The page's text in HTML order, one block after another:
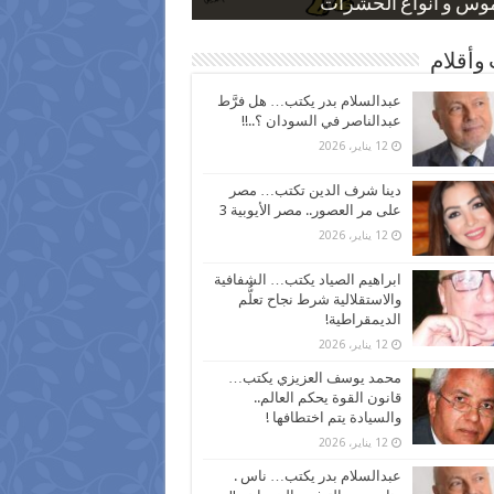
و أنواع الحشرات
بعد ارتفاع الأسعار
نسبة الطلاق في مصر
كاركاتيرية
كاركاتيرية
وأقلام
عبدالسلام بدر يكتب… هل فرَّط
عبدالناصر في السودان ؟..!!
12 يناير، 2026
دينا شرف الدين تكتب… مصر
على مر العصور.. مصر الأيوبية 3
12 يناير، 2026
ابراهيم الصياد يكتب… الشفافية
والاستقلالية شرط نجاح تعلُّم
الديمقراطية!
12 يناير، 2026
محمد يوسف العزيزي يكتب…
قانون القوة يحكم العالم..
والسيادة يتم اختطافها !
12 يناير، 2026
عبدالسلام بدر يكتب… ناس .